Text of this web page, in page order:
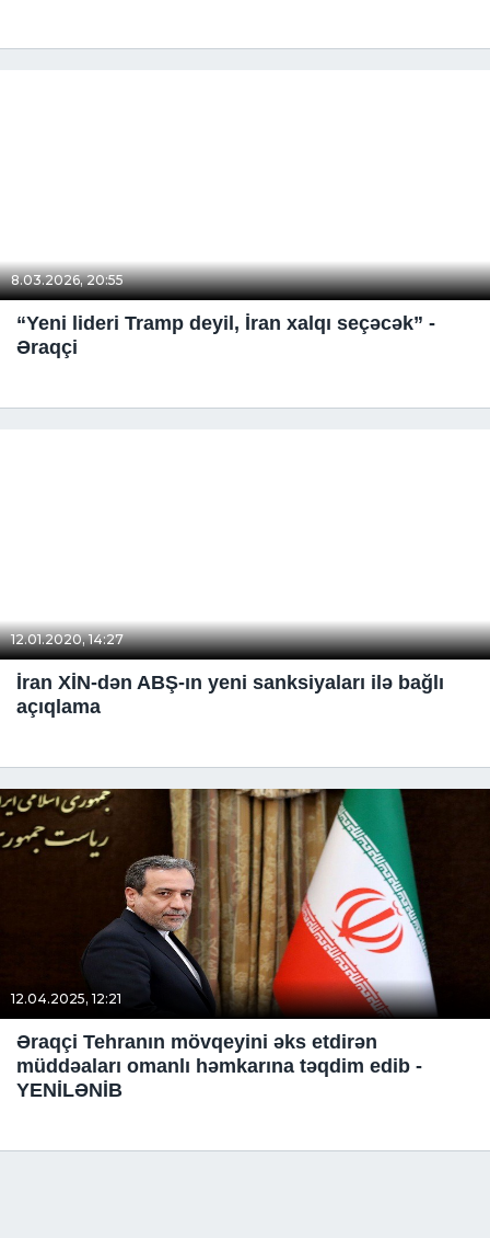
8.03.2026, 20:55
“Yeni lideri Tramp deyil, İran xalqı seçəcək” -
Əraqçi
12.01.2020, 14:27
İran XİN-dən ABŞ-ın yeni sanksiyaları ilə bağlı
açıqlama
12.04.2025, 12:21
Əraqçi Tehrаnın mövqeyini əks etdirən
müddəaları omanlı həmkarına təqdim edib -
YENİLƏNİB